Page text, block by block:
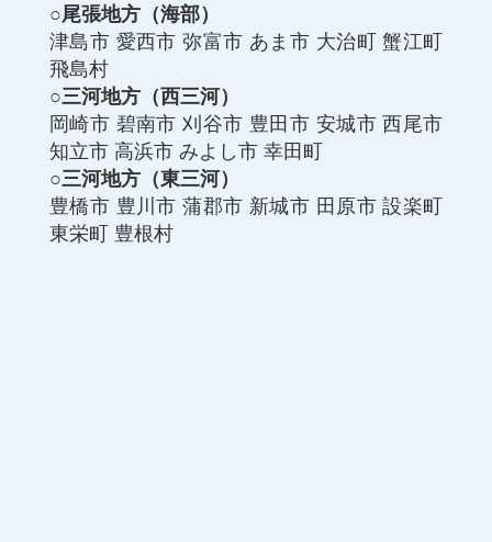
○尾張地方（海部）
津島市 愛西市 弥富市 あま市 大治町
蟹江町
飛島村
○三河地方（西三河）
岡崎市 碧南市 刈谷市 豊田市 安城市 西尾市
知立市 高浜市 みよし市 幸田町
○三河地方（東三河）
豊橋市 豊川市 蒲郡市 新城市 田原市 設楽町
東栄町
豊根村